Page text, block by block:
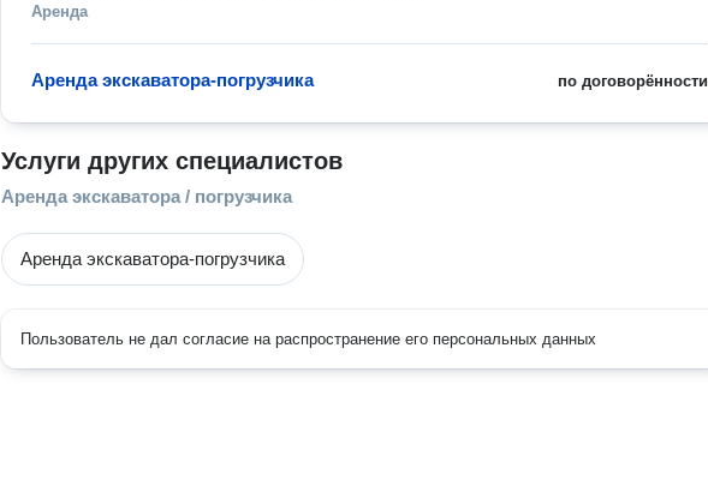
Аренда
по договорённости
Аренда экскаватора-погрузчика
Услуги других специалистов
Аренда экскаватора / погрузчика
Аренда экскаватора-погрузчика
Пользователь не дал согласие на распространение его персональных данных